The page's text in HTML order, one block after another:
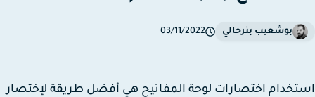
بوشعيب بنرحالي 03/11/2022
اختصارات لوحة المفاتيح هي أفضل طريقة لإختصار